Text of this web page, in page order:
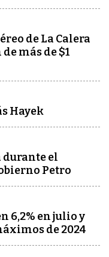
de La Calera
más de $1
Hayek
durante el
Petro
6,2% en julio y
de 2024